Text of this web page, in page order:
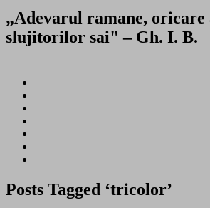
„Adevarul ramane,
slujitorilor sai" – Gh. I. B.
Posts Tagged ‘tricolor’